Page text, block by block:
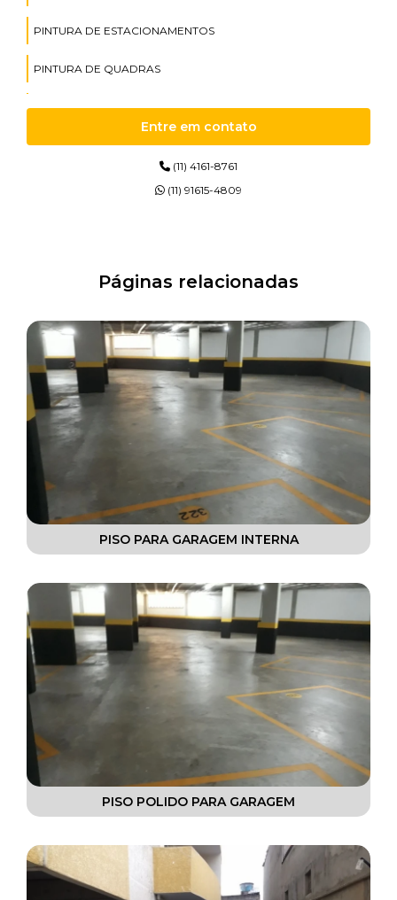
PINTURA DE ESTACIONAMENTOS
PINTURA DE QUADRAS
PINTURAS DE EPÓXI
PINTURAS EM EPÓXI
PINTURAS EM POLIURETANO
PISOS EPÓXI
PISOS INDUSTRIAL
PISOS POLIDOS
RECUPERAÇÃO DE PISO INDUSTRIAL
RECUPERAÇÃO DE PISOS
RECUPERAÇÃO DE PISOS DE CONCRETO
RECUPERAÇÃO DE PISOS INDUSTRIAIS
RESTAURAÇÃO DE CONCRETOS
RESTAURAÇÃO DE PINTURAS
REVESTIMENTOS AUTONIVELANTES
REVESTIMENTOS EM EPÓXI
Entre em contato
(11) 4161-8761
(11) 91615-4809
Páginas relacionadas
PISO PARA GARAGEM INTERNA
PISO POLIDO PARA GARAGEM